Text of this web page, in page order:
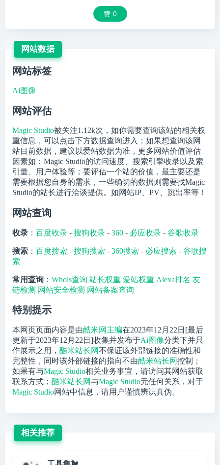
赞 0
网站数据
网站标签
Ai图像
网站评估
Magic Studio被关注1.12k次，如你需要查询该站的相关权
重信息，可以点击下方数据查询进入；如果想查询该网
站目前数据，建议以爱站数据为准，更多网站价值评估
因素如：Magic Studio的访问速度、搜索引擎收录以及索
引量、用户体验等；要评估一个站的价值，最主要还是
需要根据您自身的需求，一些确切的数据则需要找Magic
Studio的站长进行洽谈提供。如网站IP、PV、跳出率等！
网站查询
收录 ： 百度收录 - 搜狗收录 - 360 - 必应收录 - 谷歌收录
搜索 ： 百度搜索 - 搜狗搜索 - 360搜索 - 必应搜索 - 谷歌搜
索
常用查询 ： Whois查询 站长权重 爱站权重 Alexa排名 友
链检测 网站安全检测 网站备案查询
特别提示
本网页页面内容是由酷米网主编在2023年12月22日[最后
更新于2023年12月22日]收集并发布于Ai图像分类下并只
作展示之用， 酷米站长网不保证该外部链接的准确性和
完整性，同时该外部链接的指向不由酷米站长网控制；
如果有与Magic Studio相关业务事宜，请访问其网站获取
联系方式； 酷米站长网与Magic Studio无任何关系，对于
Magic Studio网站中信息，请用户谨慎辨识真伪。
相关推荐